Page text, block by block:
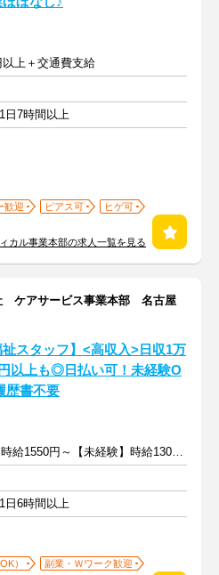
上＋交通費支給
日7時間以上
歓迎 ピアス可
ヒゲ可
カル事業本部の求人一覧を見る
ケアサービス事業本部 名古屋
祉スタッフ】<高収入>日収1万
以上も◎日払い可！未経験O
歴書不要
【経験者】時給1550円～【未経験】時給1300円～ ※交通費全額
日6時間以上
）
副業・Ｗワーク歓迎